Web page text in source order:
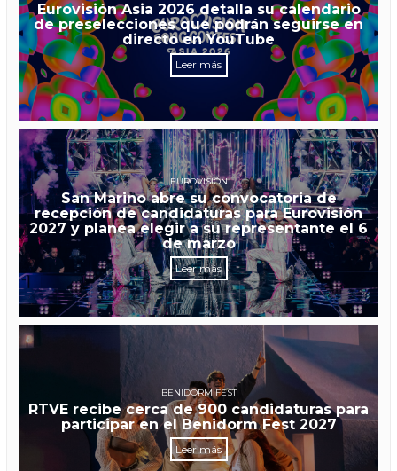
Eurovisión Asia 2026 detalla su calendario
de preselecciones que podrán seguirse en
directo en YouTube
Leer más
EUROVISIÓN
San Marino abre su convocatoria de
recepción de candidaturas para Eurovisión
2027 y planea elegir a su representante el 6
de marzo
Leer más
BENIDORM FEST
RTVE recibe cerca de 900 candidaturas para
participar en el Benidorm Fest 2027
Leer más